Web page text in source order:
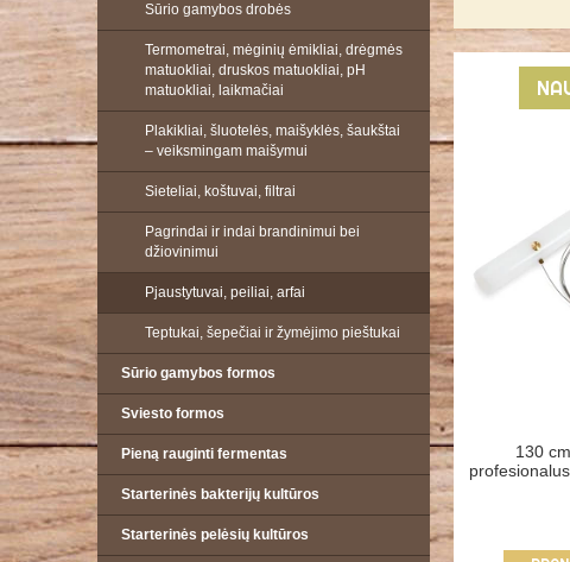
Sūrio gamybos drobės
Termometrai, mėginių ėmikliai, drėgmės
matuokliai, druskos matuokliai, pH
matuokliai, laikmačiai
Plakikliai, šluotelės, maišyklės, šaukštai
– veiksmingam maišymui
Sieteliai, koštuvai, filtrai
Pagrindai ir indai brandinimui bei
džiovinimui
Pjaustytuvai, peiliai, arfai
Teptukai, šepečiai ir žymėjimo pieštukai
Sūrio gamybos formos
Sviesto formos
Pieną rauginti fermentas
Starterinės bakterijų kultūros
Starterinės pelėsių kultūros
130